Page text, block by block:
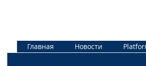
Главная Новости